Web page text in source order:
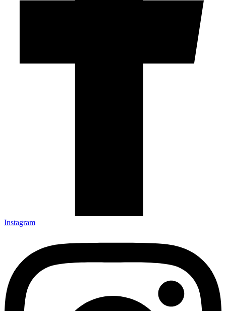
Instagram